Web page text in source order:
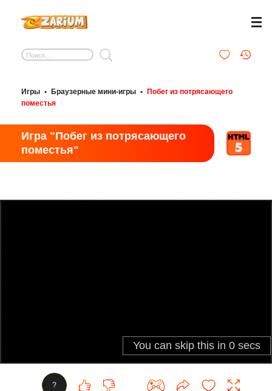
Игры • Браузерные мини-игры •
Побег из потрясающего
поместья
Игра "Побег из потрясающего
поместья"
?